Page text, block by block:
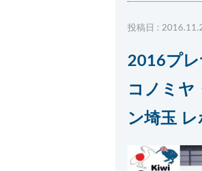
投稿日 :
2016プ
コノミヤ
ン埼玉 レ